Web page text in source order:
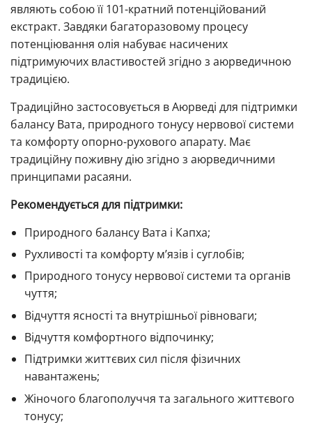
являють собою її 101-кратний потенційований
екстракт. Завдяки багаторазовому процесу
потенціювання олія набуває насичених
підтримуючих властивостей згідно з аюрведичною
традицією.
Традиційно застосовується в Аюрведі для підтримки
балансу Вата, природного тонусу нервової системи
та комфорту опорно-рухового апарату. Має
традиційну поживну дію згідно з аюрведичними
принципами расаяни.
Рекомендується для підтримки:
Природного балансу Вата і Капха;
Рухливості та комфорту м’язів і суглобів;
Природного тонусу нервової системи та органів
чуття;
Відчуття ясності та внутрішньої рівноваги;
Відчуття комфортного відпочинку;
Підтримки життєвих сил після фізичних
навантажень;
Жіночого благополуччя та загального життєвого
тонусу;